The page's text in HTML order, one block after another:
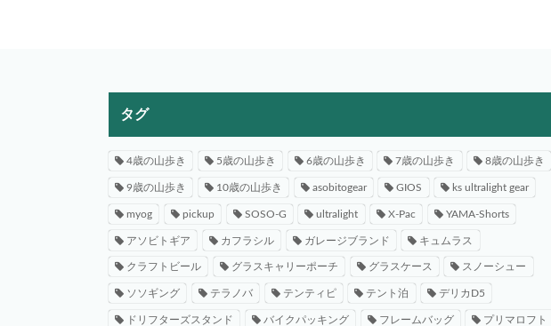
タグ
4歳の山歩き 5歳の山歩き 6歳の山歩き 7歳の山歩き 8歳の山歩き
9歳の山歩き 10歳の山歩き asobitogear GIOS ks ultralight gear
myog pickup SOSO-G ultralight X-Pac YAMA-Shorts
アソビトギア カフラシル ガレージブランド キュムラス
クラフトビール グラスキャリーポーチ グラスケース スノーシュー
ソソギング テラノバ テンティピ テント泊 デリカD5
ドリフターズスタンド バイクパッキング フレームバッグ プリマロフト